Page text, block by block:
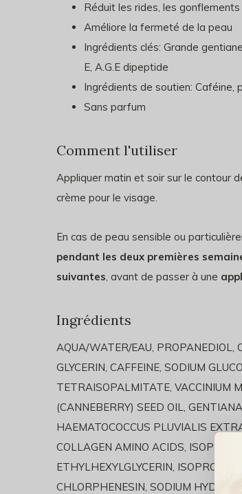
Réduit les rides, les
Améliore la fermeté de la peau
Ingrédients clés: Grande
E, A.G.E dipeptide
Ingrédients de soutien: Caféine,
Sans parfum
Comment l'utiliser
Appliquer matin et soir sur le contour
crème pour le visage.
En cas de peau sensible ou
pendant les deux premières
suivantes, avant de passer à une
Ingrédients
AQUA/WATER/EAU, PROPANEDIOL,
GLYCERIN, CAFFEINE, SODIUM
TETRAISOPALMITATE, VACCINIUM
(CANNEBERRY) SEED OIL,
HAEMATOCOCCUS PLUVIALIS
COLLAGEN AMINO ACIDS,
ETHYLHEXYLGLYCERIN,
CHLORPHENESIN, SODIUM